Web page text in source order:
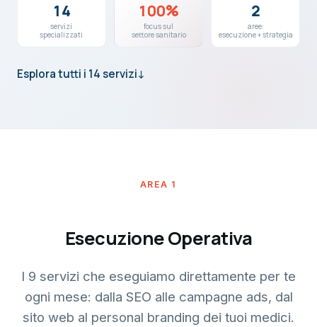
14
servizi
specializzati
100%
focus sul
settore sanitario
2
aree:
esecuzione + strategia
Esplora tutti i 14 servizi↓
AREA 1
Esecuzione Operativa
I 9 servizi che eseguiamo direttamente per te
ogni mese: dalla SEO alle campagne ads, dal
sito web al personal branding dei tuoi medici.